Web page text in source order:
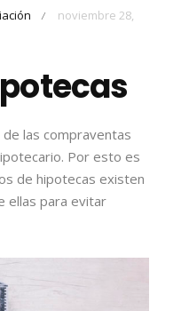
/
noviembre 28,
las compraventas
Por esto es
de hipotecas existen
ellas para evitar